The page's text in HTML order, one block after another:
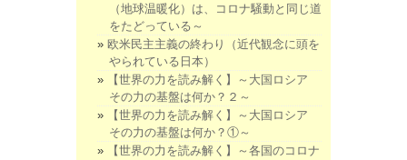
（地球温暖化）は、コロナ騒動と同じ道
をたどっている～
欧米民主主義の終わり（近代観念に頭を
やられている日本）
【世界の力を読み解く】～大国ロシア
その力の基盤は何か？２～
【世界の力を読み解く】～大国ロシア
その力の基盤は何か？①～
【世界の力を読み解く】～各国のコロナ